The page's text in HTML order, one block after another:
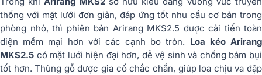
thống với mặt lưới đơn giản, đáp ứng tốt nhu cầu cơ bản trong
phòng nhỏ, thì phiên bản Arirang MKS2.5 được cải tiến toàn
diện mềm mại hơn với các cạnh bo tròn. Loa kéo Arirang
MKS2.5 có mặt lưới hiện đại hơn, dễ vệ sinh và chống bám bụi
tốt hơn. Thùng gỗ được gia cố chắc chắn, giúp loa chịu va đập